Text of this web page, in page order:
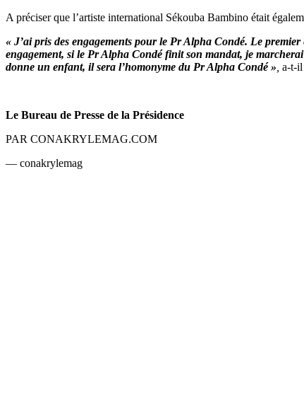
A préciser que l’artiste international Sékouba Bambino était
« J’ai pris des engagements pour le Pr Alpha Condé. Le
engagement, si le Pr Alpha Condé finit son mandat, je
donne un enfant, il sera l’homonyme du Pr Alpha Condé » a-t-
Le Bureau de Presse de la Présidence
PAR CONAKRYLEMAG.COM
— conakrylemag